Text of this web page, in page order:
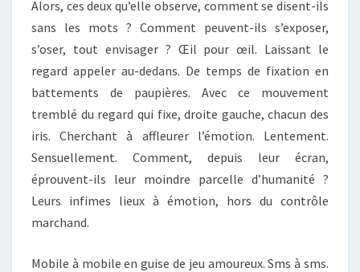
Alors, ces deux qu’elle observe, comment se disent-ils
sans les mots ? Comment peuvent-ils s’exposer,
s’oser, tout envisager ? Œil pour œil. Laissant le
regard appeler au-dedans. De temps de fixation en
battements de paupières. Avec ce mouvement
tremblé du regard qui fixe, droite gauche, chacun des
iris. Cherchant à affleurer l’émotion. Lentement.
Sensuellement. Comment, depuis leur écran,
éprouvent-ils leur moindre parcelle d’humanité ?
Leurs infimes lieux à émotion, hors du contrôle
marchand.
Mobile à mobile en guise de jeu amoureux. Sms à sms.